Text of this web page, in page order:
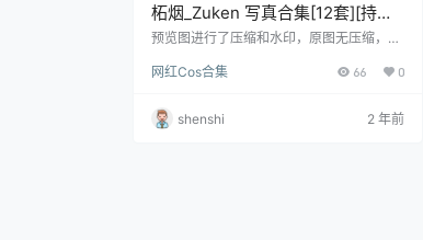
柘烟_Zuken 写真合集[12套][持续
更新]
预览图进行了压缩和水印，原图无压缩，无
12套 预览图 资源目录 柘烟_Zuken NO.001
n NO.002 妮姬勝利女神 拉毗 Nikke Rapi
[48P-586MB] 柘烟_Zuken NO.003 大凤礼
网红Cos合集 66 0
shenshi 2 年前